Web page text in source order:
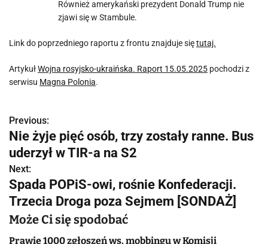
Również amerykański prezydent Donald Trump nie
zjawi się w Stambule.
Link do poprzedniego raportu z frontu znajduje siętutaj.
ArtykułWojna rosyjsko-ukraińska. Raport 15.05.2025 pochodzi z
serwisu Magna Polonia.
N
a
w
i
g
a
Previous:
Nie żyje pięć osób, trzy zostały ranne. Bus
uderzył w TIR-a na S2
Next:
Spada POPiS-owi, rośnie Konfederacji.
Trzecia Droga poza Sejmem [SONDAŻ]
Może Ci się spodobać
Prawie 1000 zgłoszeń ws. mobbingu w Komisji